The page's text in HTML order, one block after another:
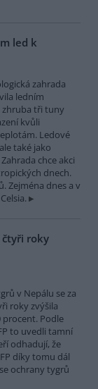
led k
zahrada
ledním
tři tuny
kvůli
Ledové
také jako
chce akci
dnech.
Zejména dnes a v
čtyři roky
v Nepálu se za
roky zvýšila
procent. Podle
to uvedli tamní
odhadují, že
díky tomu dál
ochrany tygrů